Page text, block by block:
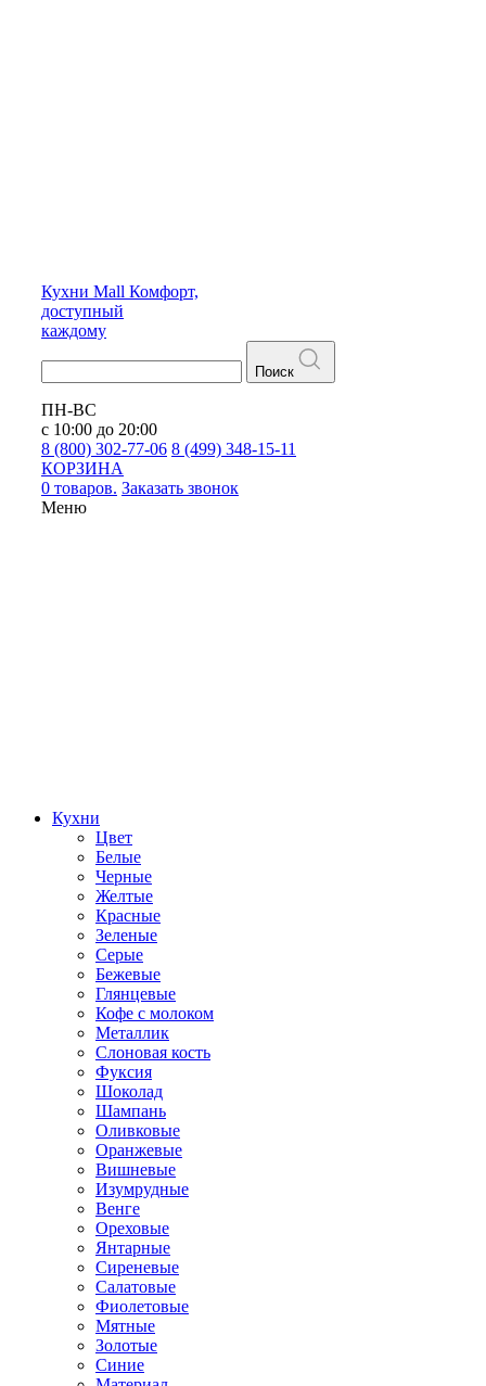
Кухни Mall Комфорт,
доступный
каждому
Поиск
ПН-ВС
с 10:00 до 20:00
8 (800) 302-77-06 8 (499) 348-15-11
КОРЗИНА
0 товаров. Заказать звонок
Меню
Кухни
Цвет
Белые
Черные
Желтые
Красные
Зеленые
Серые
Бежевые
Глянцевые
Кофе с молоком
Металлик
Слоновая кость
Фуксия
Шоколад
Шампань
Оливковые
Оранжевые
Вишневые
Изумрудные
Венге
Ореховые
Янтарные
Сиреневые
Салатовые
Фиолетовые
Мятные
Золотые
Синие